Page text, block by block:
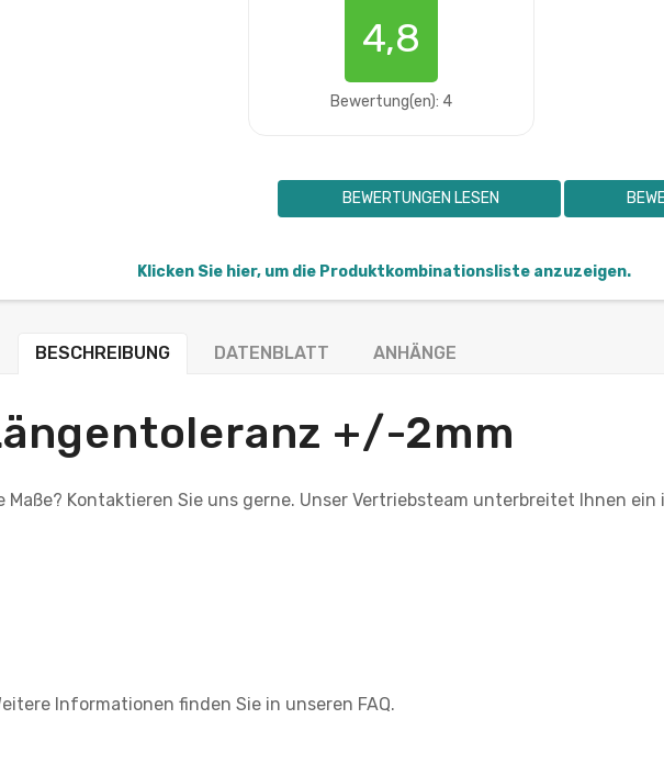
4,8
Bewertung(en): 4
BEWERTUNGEN LESEN
Klicken Sie hier, um die Produktkombinationsliste anzuzeigen.
BESCHREIBUNG DATENBLATT ANHÄNGE
+/-2mm
Kontaktieren Sie uns gerne. Unser Vertriebsteam unterbreitet Ihnen
Informationen finden Sie in unseren FAQ.